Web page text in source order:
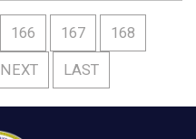
166 167 168
NEXT LAST